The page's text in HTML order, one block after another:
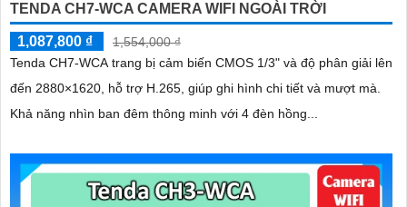
TENDA CH7-WCA CAMERA WIFI NGOÀI TRỜI
1,087,800 ₫
1,554,000 ₫
Tenda CH7-WCA trang bị cảm biến CMOS 1/3" và độ phân giải lên
đến 2880×1620, hỗ trợ H.265, giúp ghi hình chi tiết và mượt mà.
Khả năng nhìn ban đêm thông minh với 4 đèn hồng...